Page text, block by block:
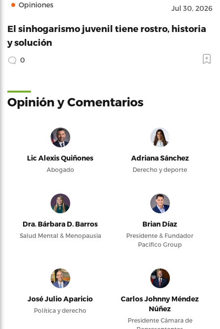
Opiniones Jul 30, 2026
El sinhogarismo juvenil tiene rostro, historia
y solución
0
Opinión y Comentarios
Lic Alexis Quiñones
Abogado
Adriana Sánchez
Derecho y deporte
Dra. Bárbara D. Barros
Salud Mental & Menopausia
Brian Díaz
Presidente & Fundador
Pacifico Group
José Julio Aparicio
Política y derecho
Carlos Johnny Méndez
Núñez
Presidente Cámara de